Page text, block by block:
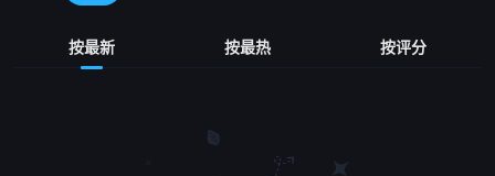
按最新 按最热 按评分